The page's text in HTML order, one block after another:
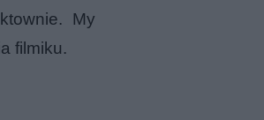
My
filmiku.